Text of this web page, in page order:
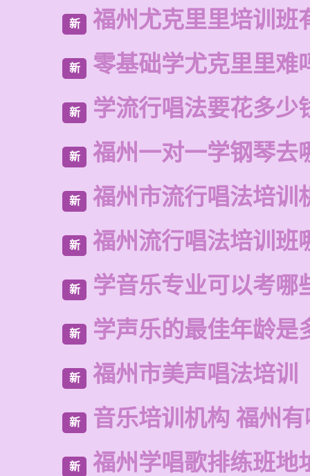
新 福州尤克里里培训班
新 零基础学尤克里里难
新 学流行唱法要花多少
新 福州一对一学钢琴去
新 福州市流行唱法培训
新 福州流行唱法培训班
新 学音乐专业可以考哪
新 学声乐的最佳年龄是
新 福州市美声唱法培训
新 音乐培训机构 福州
新 福州学唱歌排练班地